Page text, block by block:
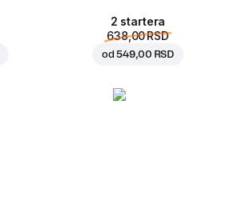
2 startera
638,00 RSD
od549,00 RSD